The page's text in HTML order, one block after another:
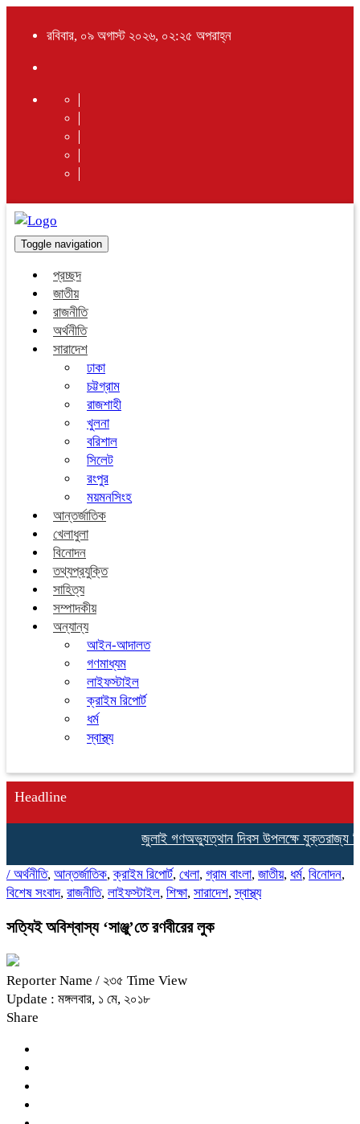
রবিবার, ০৯ অগাস্ট ২০২৬, ০২:২৫ অপরাহ্ন
Toggle navigation
প্রচ্ছদ
জাতীয়
রাজনীতি
অর্থনীতি
সারাদেশ
ঢাকা
চট্টগ্রাম
রাজশাহী
খুলনা
বরিশাল
সিলেট
রংপুর
ময়মনসিংহ
আন্তর্জাতিক
খেলাধুলা
বিনোদন
তথ্যপ্রযুক্তি
সাহিত্য
সম্পাদকীয়
অন্যান্য
আইন-আদালত
গণমাধ্যম
লাইফস্টাইল
ক্রাইম রিপোর্ট
ধর্ম
স্বাস্থ্য
Headline
জুলাই গণঅভ্যুত্থান দিবস উপলক্ষে যুক্তরাজ্য
/ অর্থনীতি, আন্তর্জাতিক,ক্রাইম রিপোর্ট, খেলা, গ্রাম বাংলা, জাতীয়, ধর্ম, বিনোদন,
বিশেষ সংবাদ, রাজনীতি, লাইফস্টাইল, শিক্ষা, সারাদেশ,স্বাস্থ্য
সত্যিই অবিশ্বাস্য ‘সাঞ্জু’তে রণবীরের লুক
Reporter Name / ২৩৫ Time View
Update : মঙ্গলবার, ১ মে, ২০১৮
Share